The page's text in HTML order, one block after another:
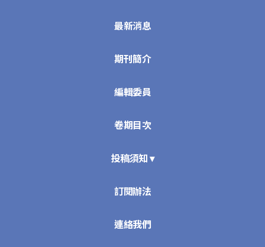
最新消息
期刊簡介
編輯委員
卷期目次
投稿須知 ▾
訂閱辦法
連絡我們